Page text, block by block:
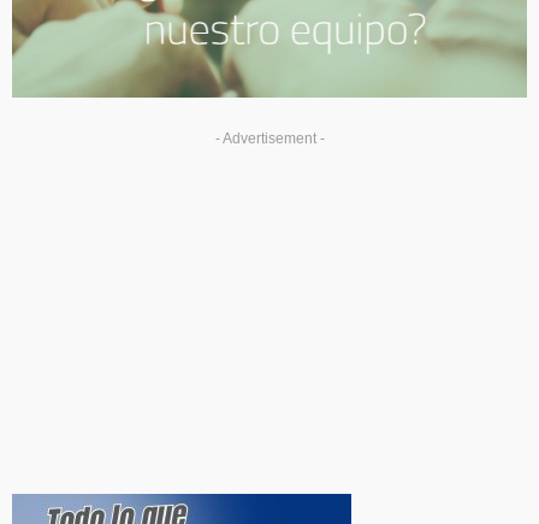
- Advertisement -